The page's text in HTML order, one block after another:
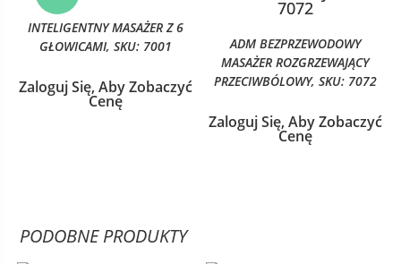
INTELIGENTNY MASAŻER Z 6
GŁOWICAMI, SKU: 7001
Zaloguj Się, Aby Zobaczyć
Cenę
ADM BEZPRZEWODOWY
MASAŻER ROZGRZEWAJĄCY
PRZECIWBÓLOWY, SKU: 7072
Zaloguj Się, Aby Zobaczyć
Cenę
PODOBNE PRODUKTY